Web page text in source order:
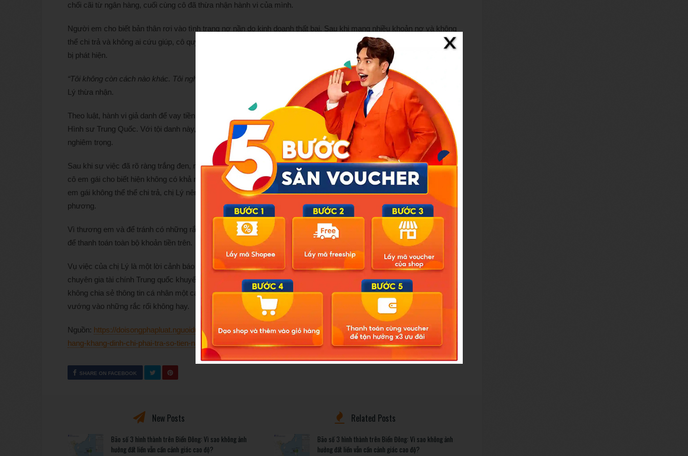
chối cãi từ ngân hàng, cuối cùng cô đã thừa nhận hành vi của mình.
Người em cho biết bản thân rơi vào tình trạng nợ nần do kinh doanh thất bại. Sau khi mang nhiều khoản nợ và không
thể chi trả và không ai cứu giúp, cô quyết định sử dụng danh tính của chị gái để vay tiền, với ý định trả nợ trước khi
bị phát hiện.
“Tôi không còn cách nào khác. Tôi nghĩ mình có thể giải quyết mọi chuyện trước khi bị phát hiện”– Em gái của chị
Lý thừa nhận.
Theo luật, hành vi giả danh để vay tiền có thể bị xem là lừa đảo, gian lận tài chính, vi phạm Điều 266 của Bộ Luật
Hình sư Trung Quốc. Với tội danh này, đối tượng có thể chịu mức phạt lên đến 7 năm tù tùy vào từng mức độ
nghiêm trọng.
Sau khi sự việc đã rõ ràng trắng đen, ngân hàng yêu cầu gia đình chị Lý nhanh chóng hoàn trả số nợ trên. Tuy nhiên
cô em gái cho biết hiện không có khả năng chi trả vào thời điểm đó. Trước phản ứng này, ngân hàng cho biết nếu
em gái không thể thể chi trả, chị Lý nên trợ giúp. Bởi nếu không ngân hàng có quyền khởi kiện vụ việc ra tòa án địa
phương.
Vì thương em và để tránh có những rắc rối tiếp theo, chị Lý đã nhanh chóng gom góp toàn bộ tiền tiết kiệm của mình
để thanh toán toàn bộ khoản tiền trên.
Vụ việc của chị Lý là một lời cảnh báo về tầm quan trọng của việc bảo vệ thông tin cá nhân trong thời đại số. Các
chuyên gia tài chính Trung quốc khuyến cáo mọi người cần lưu trữ cẩn thận các giấy tờ tùy thân như thẻ căn cước,
không chia sẻ thông tin cá nhân một cách tùy tiện, và thường xuyên kiểm tra tình trạng tín dụng của mình để tránh
vướng vào những rắc rối không hay.
Nguồn: https://doisongphapluat.nguoiduatin.vn/nguoi-phu-nu-bi-no-xau-2-1-ty-dong-du-chua-tung-vay-tien-ngan-
hang-khang-dinh-chi-phai-tra-so-tien-nay-a587333.html
SHARE ON FACEBOOK
New Posts
Bão số 3 hình thành trên Biển Đông: Vì sao không ảnh
hưởng đất liền vẫn cần cảnh giác cao độ?
Related Posts
Bão số 3 hình thành trên Biển Đông: Vì sao không ảnh
hưởng đất liền vẫn cần cảnh giác cao độ?